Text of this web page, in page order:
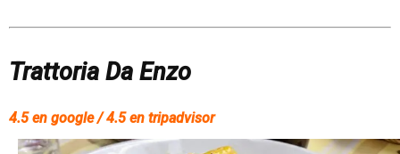
Trattoria Da Enzo
4.5 en google / 4.5 en tripadvisor